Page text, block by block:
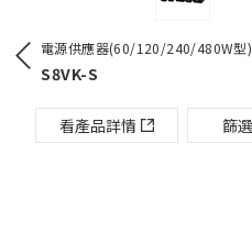
篩選規格
安全繼電器模組
看產品詳
電源供應器(60/120/240/480W型)
S8VK-S
看產品詳情 篩